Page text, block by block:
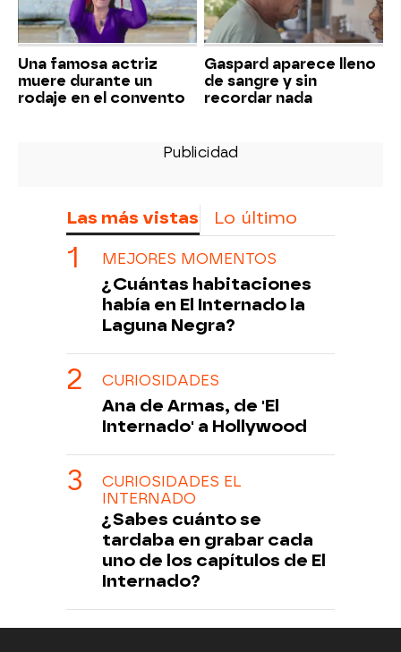
Una famosa actriz
muere durante un
rodaje en el convento
Gaspard aparece lleno
de sangre y sin
recordar nada
Las más vistas Lo último
MEJORES MOMENTOS
¿Cuántas habitaciones
había en El Internado la
Laguna Negra?
CURIOSIDADES
Ana de Armas, de 'El
Internado' a Hollywood
CURIOSIDADES EL
INTERNADO
¿Sabes cuánto se
tardaba en grabar cada
uno de los capítulos de El
Internado?